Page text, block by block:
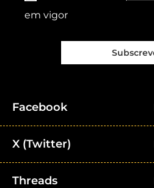
em vigor
Facebook
X (Twitter)
Threads